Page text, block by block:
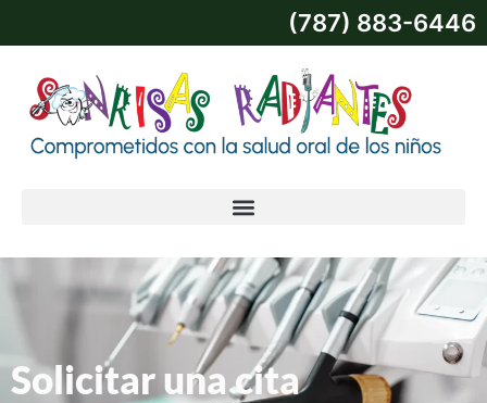
(787) 883-6446
Solicitar una cita